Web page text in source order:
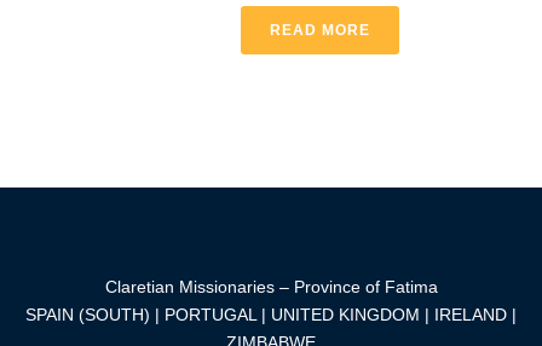
READ MORE
Claretian Missionaries – Province of Fatima
SPAIN (SOUTH) | PORTUGAL | UNITED KINGDOM | IRELAND |
ZIMBABWE